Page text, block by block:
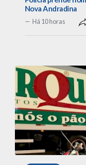
Nova Andradina
Há 10 horas